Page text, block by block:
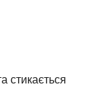
стикається